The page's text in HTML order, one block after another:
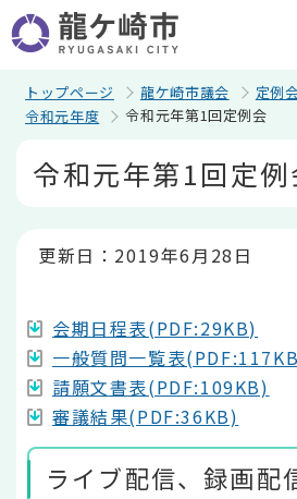
の
ペ
トップページ 龍ケ崎市議会
定例
令和元年度
令和元年第1回定例会
令和元年第1回定例
更新日：2019年6月28日
会期日程表(PDF:29KB)
一般質問一覧表
請願文書表(PDF:109KB)
審議結果(PDF:36KB)
ライブ配信、録画配